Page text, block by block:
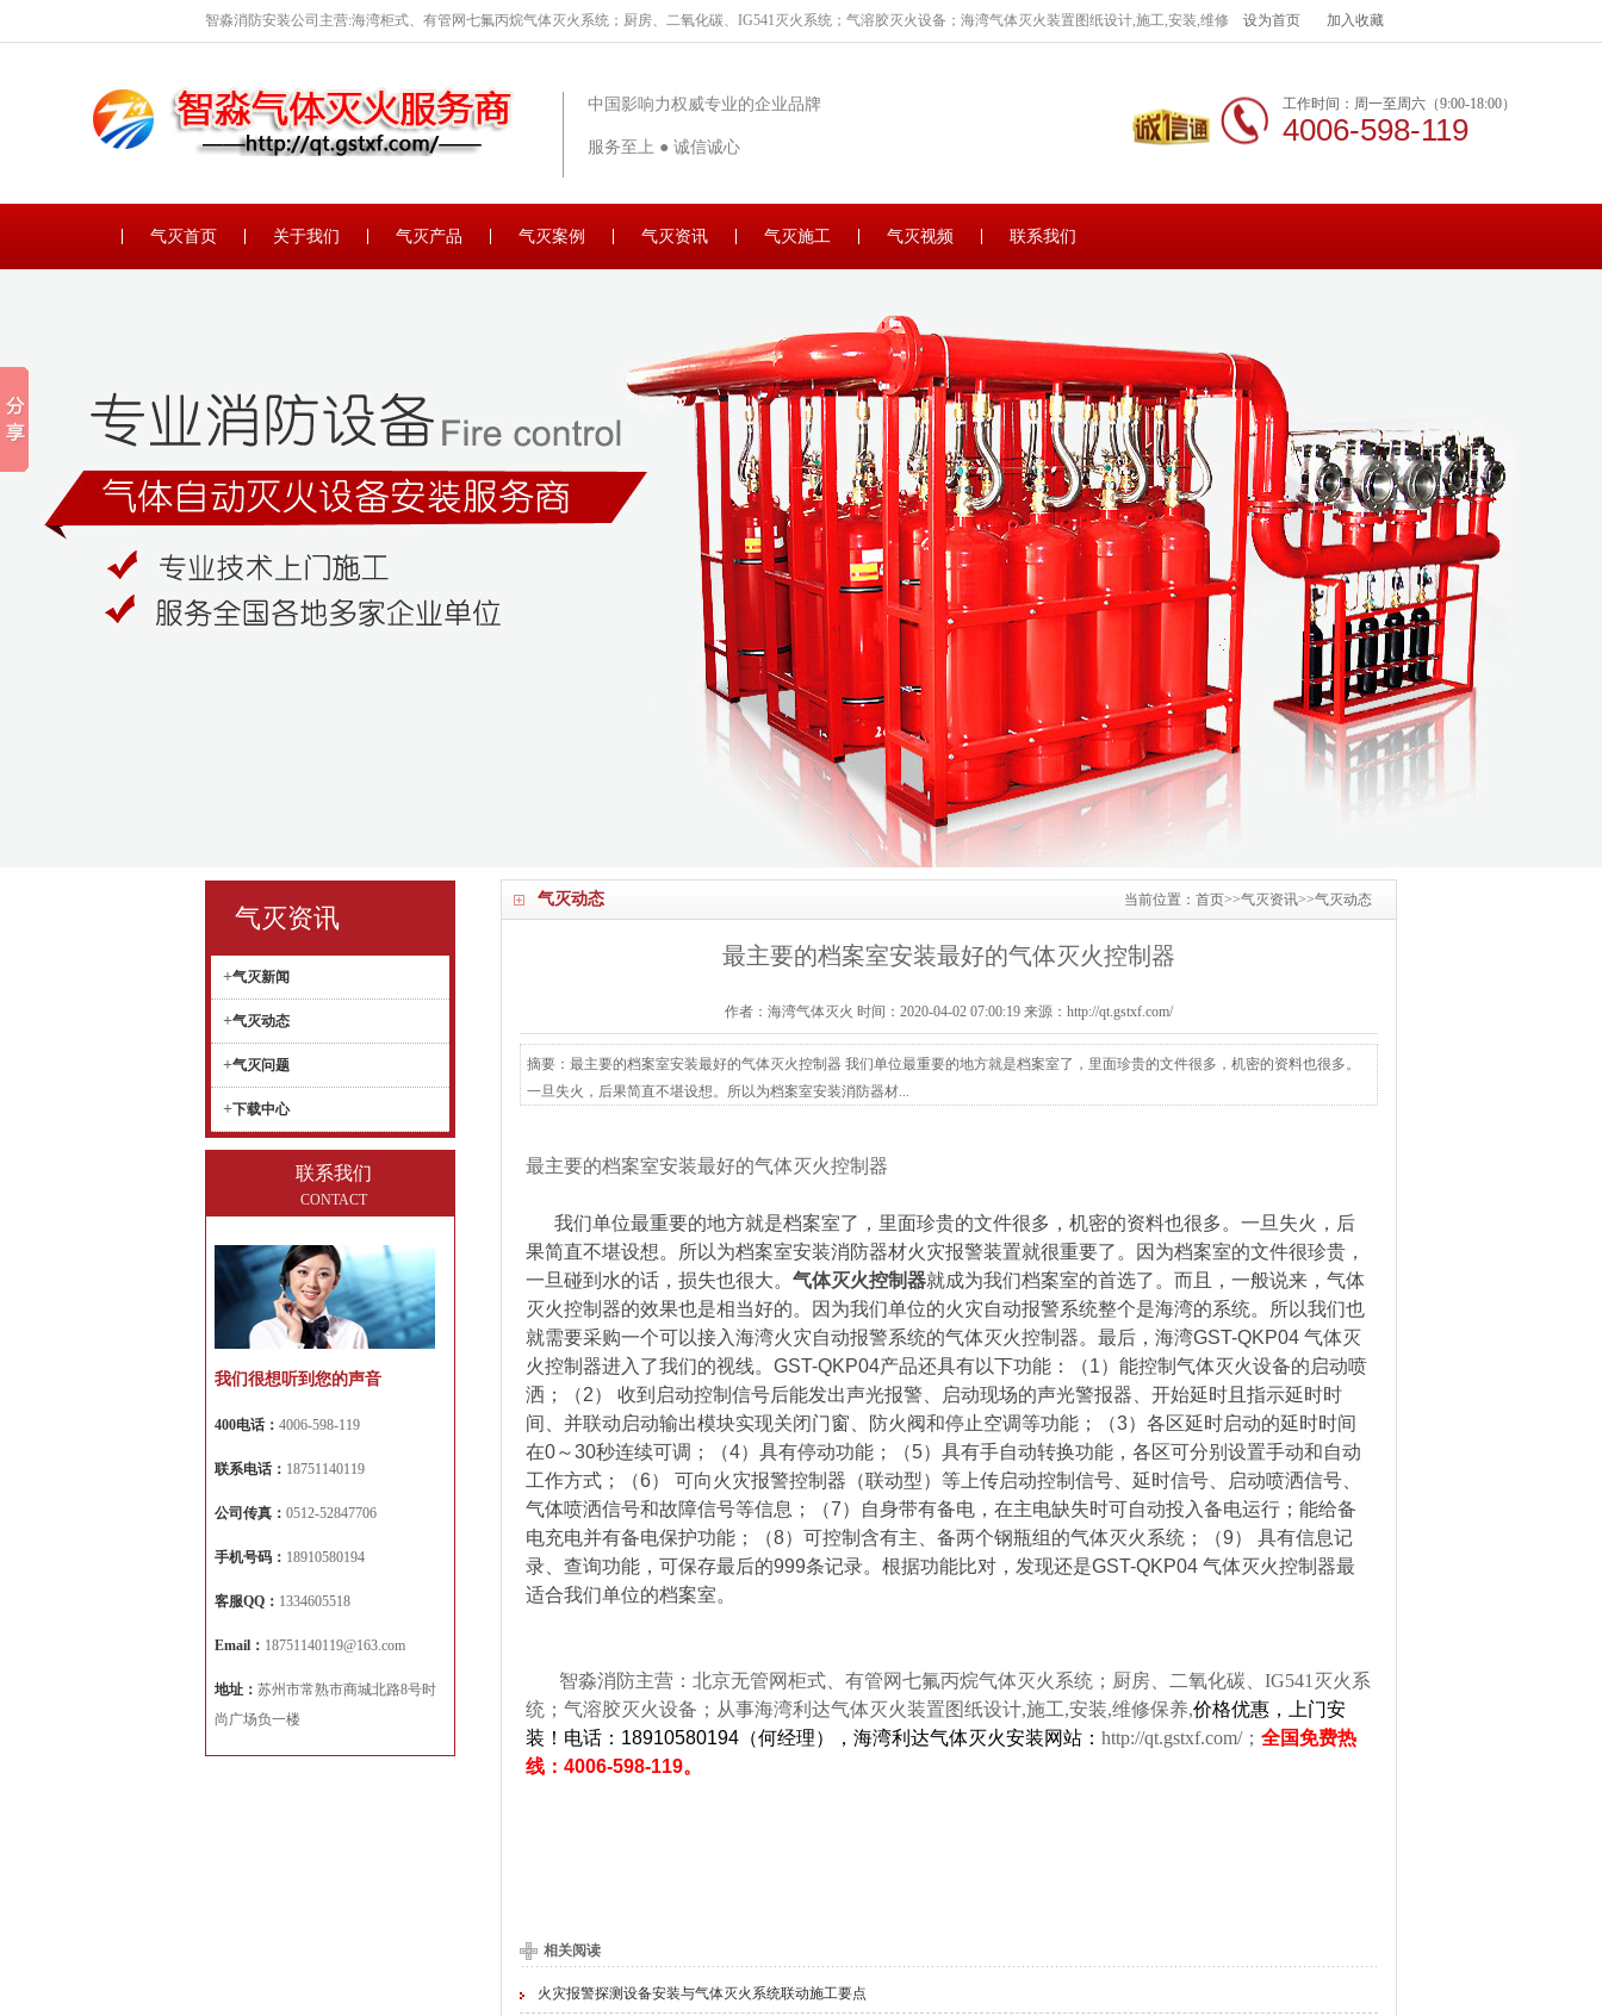
智淼消防安装公司主营:海湾柜式、有管网七氟丙烷气体灭火系统；厨房、二氧化碳、IG541灭火系统；气溶胶灭火设备；海湾气体灭火装置图纸设计,施工,安装,维修 设为首页 加入收藏
中国影响力权威专业的企业品牌
服务至上 ● 诚信诚心
工作时间：周一至周六（9:00-18:00）
4006-598-119
气灭首页 关于我们 气灭产品 气灭案例 气灭资讯 气灭施工 气灭视频 联系我们
气灭动态 当前位置： 首页>>气灭资讯>>气灭动态
最主要的档案室安装最好的气体灭火控制器
作者：海湾气体灭火 时间：2020-04-02 07:00:19 来源：http://qt.gstxf.com/
摘要：最主要的档案室安装最好的气体灭火控制器 我们单位最重要的地方就是档案室了，里面珍贵的文件很多，机密的资料也很多。
一旦失火，后果简直不堪设想。所以为档案室安装消防器材...
最主要的档案室安装最好的气体灭火控制器
我们单位最重要的地方就是档案室了，里面珍贵的文件很多，机密的资料也很多。一旦失火，后
果简直不堪设想。所以为档案室安装消防器材火灾报警装置就很重要了。因为档案室的文件很珍贵，
一旦碰到水的话，损失也很大。 气体灭火控制器就成为我们档案室的首选了。而且，一般说来，气体
灭火控制器的效果也是相当好的。因为我们单位的火灾自动报警系统整个是海湾的系统。所以我们也
就需要采购一个可以接入海湾火灾自动报警系统的气体灭火控制器。最后，海湾GST-QKP04 气体灭
火控制器进入了我们的视线。GST-QKP04产品还具有以下功能：（1）能控制气体灭火设备的启动喷
洒；（2） 收到启动控制信号后能发出声光报警、启动现场的声光警报器、开始延时且指示延时时
间、并联动启动输出模块实现关闭门窗、防火阀和停止空调等功能；（3）各区延时启动的延时时间
在0～30秒连续可调；（4）具有停动功能；（5）具有手自动转换功能，各区可分别设置手动和自动
工作方式；（6） 可向火灾报警控制器（联动型）等上传启动控制信号、延时信号、启动喷洒信号、
气体喷洒信号和故障信号等信息；（7）自身带有备电，在主电缺失时可自动投入备电运行；能给备
电充电并有备电保护功能；（8）可控制含有主、备两个钢瓶组的气体灭火系统；（9） 具有信息记
录、查询功能，可保存最后的999条记录。根据功能比对，发现还是GST-QKP04 气体灭火控制器最
适合我们单位的档案室。
智淼消防主营：北京无管网柜式、有管网七氟丙烷气体灭火系统；厨房、二氧化碳、IG541灭火系
统；气溶胶灭火设备；从事海湾利达气体灭火装置图纸设计,施工,安装,维修保养,价格优惠，上门安
装！电话：18910580194（何经理），海湾利达气体灭火安装网站： http://qt.gstxf.com/； 全国免费热
线：4006-598-119。
相关阅读
火灾报警探测设备安装与气体灭火系统联动施工要点
气灭资讯
+气灭新闻
+气灭动态
+气灭问题
+下载中心
联系我们
CONTACT
我们很想听到您的声音
400电话： 4006-598-119
联系电话： 18751140119
公司传真： 0512-52847706
手机号码： 18910580194
客服QQ： 1334605518
Email： 18751140119@163.com
地址： 苏州市常熟市商城北路8号时
尚广场负一楼